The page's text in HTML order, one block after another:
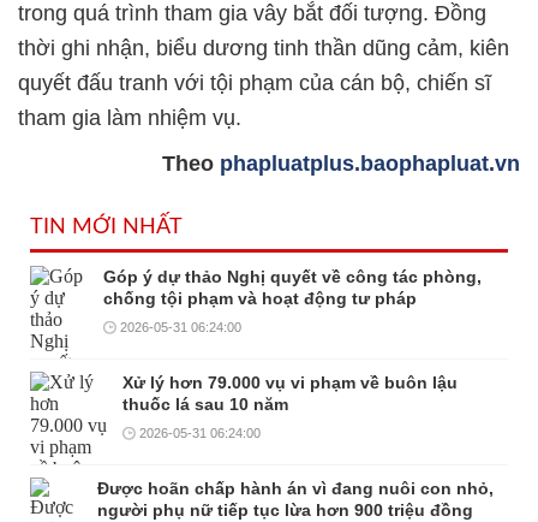
trong quá trình tham gia vây bắt đối tượng. Đồng
thời ghi nhận, biểu dương tinh thần dũng cảm, kiên
quyết đấu tranh với tội phạm của cán bộ, chiến sĩ
tham gia làm nhiệm vụ.
Theo phapluatplus.baophapluat.vn
TIN MỚI NHẤT
Góp ý dự thảo Nghị quyết về công tác phòng,
chống tội phạm và hoạt động tư pháp
2026-05-31 06:24:00
Xử lý hơn 79.000 vụ vi phạm về buôn lậu
thuốc lá sau 10 năm
2026-05-31 06:24:00
Được hoãn chấp hành án vì đang nuôi con nhỏ,
người phụ nữ tiếp tục lừa hơn 900 triệu đồng